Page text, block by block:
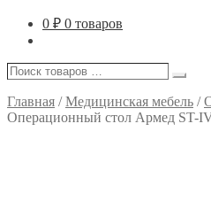
0 ₽ 0 товаров
Поиск
…
Поиск
Главная /Медицинская мебель /
Операционный стол Армед ST-